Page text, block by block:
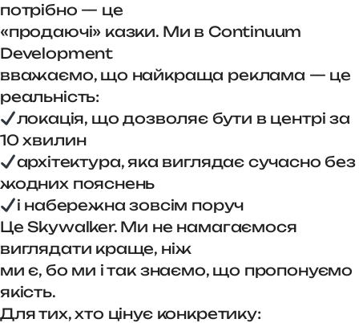
потрібно — це
«продаючі» казки. Ми в Continuum
Development
вважаємо, що найкраща реклама — це
реальність:
локація, що дозволяє бути в центрі за
10 хвилин
архітектура, яка виглядає сучасно без
жодних пояснень
і набережна зовсім поруч
Це Skywalker. Ми не намагаємося
виглядати краще, ніж
ми є, бо ми і так знаємо, що пропонуємо
якість.
Для тих, хто цінує конкретику: